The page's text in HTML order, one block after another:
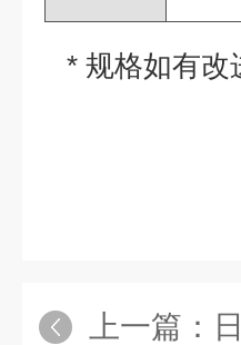
* 规格如有改
上一篇：